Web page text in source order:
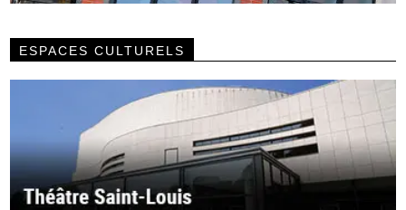
ESPACES CULTURELS